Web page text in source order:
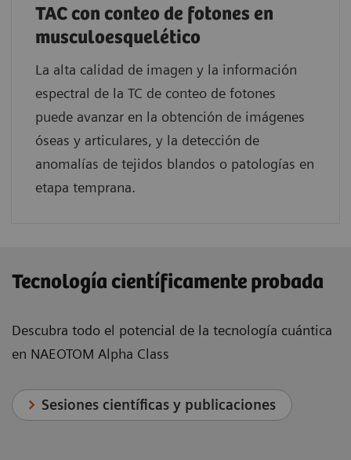
TAC con conteo de fotones en
musculoesquelético
La alta calidad de imagen y la información
espectral de la TC de conteo de fotones
puede avanzar en la obtención de imágenes
óseas y articulares, y la detección de
anomalías de tejidos blandos o patologías en
etapa temprana.
Tecnología científicamente probada
Descubra todo el potencial de la tecnología cuántica
en NAEOTOM Alpha Class
Sesiones científicas y publicaciones